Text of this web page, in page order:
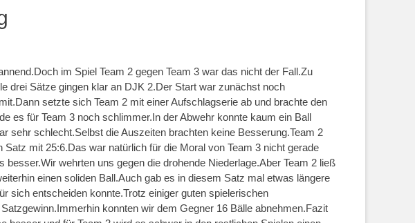
im Spiel Team 2 gegen Team 3 war das nicht der Fall.Zu
drei Sätze gingen klar an DJK 2.Der Start war zunächst noch
setzte sich Team 2 mit einer Aufschlagserie ab und brachte den
es für Team 3 noch schlimmer.In der Abwehr konnte kaum ein Ball
sehr schlecht.Selbst die Auszeiten brachten keine Besserung.Team 2
Satz mit 25:6.Das war natürlich für die Moral von Team 3 nicht gerade
wehrten uns gegen die drohende Niederlage.Aber Team 2 ließ
einen soliden Ball.Auch gab es in diesem Satz mal etwas längere
sich entscheiden konnte.Trotz einiger guten spielerischen
konnten wir dem Gegner 16 Bälle abnehmen.Fazit